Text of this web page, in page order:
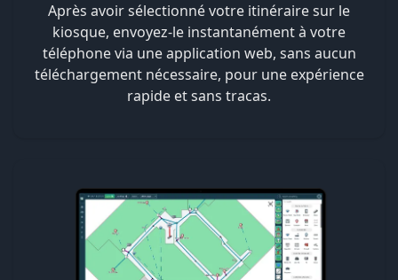
Après avoir sélectionné votre itinéraire sur le
kiosque, envoyez-le instantanément à votre
téléphone via une application web, sans aucun
téléchargement nécessaire, pour une expérience
rapide et sans tracas.